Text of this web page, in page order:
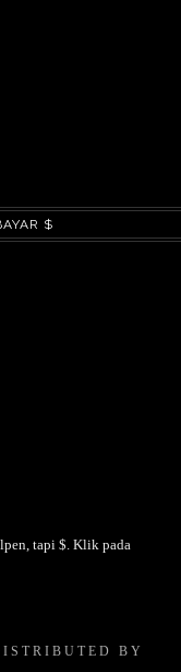
$
tapi $. Klik pada
BY